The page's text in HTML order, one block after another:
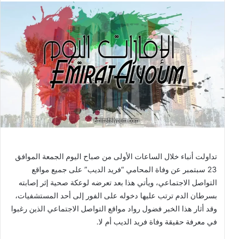
تداولت أنباء خلال الساعات الأولى من صباح اليوم الجمعة الموافق
23 سبتمبر عن وفاة المحامي “فريد الديب” على جميع مواقع
التواصل الاجتماعي، ويأتي هذا بعد تعرضه لوعكة صحية إثر إصابته
بسرطان الدم ترتب عليها دخوله على الفور إلى أحد المستشفيات،
وقد أثار هذا الخبر فضول رواد مواقع التواصل الاجتماعي الذين رغبوا
في معرفة حقيقة وفاة فريد الديب أم لا.